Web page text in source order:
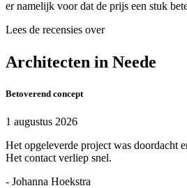
er namelijk voor dat de prijs een stuk
Lees de recensies over
Architecten in Neede
Betoverend concept
1 augustus 2026
Het opgeleverde project was doordacht
Het contact verliep snel.
- Johanna Hoekstra